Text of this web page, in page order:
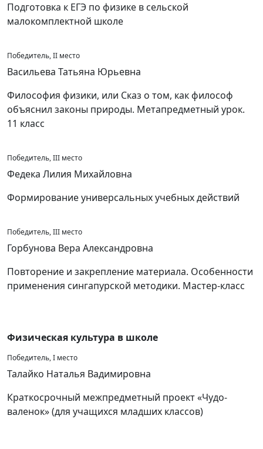
Подготовка к ЕГЭ по физике в сельской
малокомплектной школе
Победитель, II место
Васильева Татьяна Юрьевна
Философия физики, или Сказ о том, как философ
объяснил законы природы. Метапредметный урок.
11 класс
Победитель, III место
Федека Лилия Михайловна
Формирование универсальных учебных действий
Победитель, III место
Горбунова Вера Александровна
Повторение и закрепление материала. Особенности
применения сингапурской методики. Мастер-класс
Физическая культура в школе
Победитель, I место
Талайко Наталья Вадимировна
Краткосрочный межпредметный проект «Чудо-
валенок» (для учащихся младших классов)